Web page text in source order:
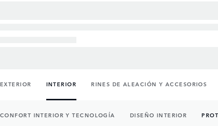
EXTERIOR INTERIOR RINES DE ALEACIÓN Y ACCESORIOS
CONFORT INTERIOR Y TECNOLOGÍA DISEÑO INTERIOR